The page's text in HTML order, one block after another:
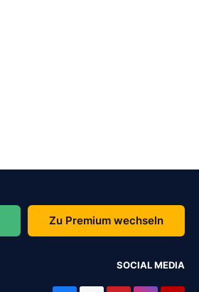
Zu Premium wechseln
SOCIAL MEDIA